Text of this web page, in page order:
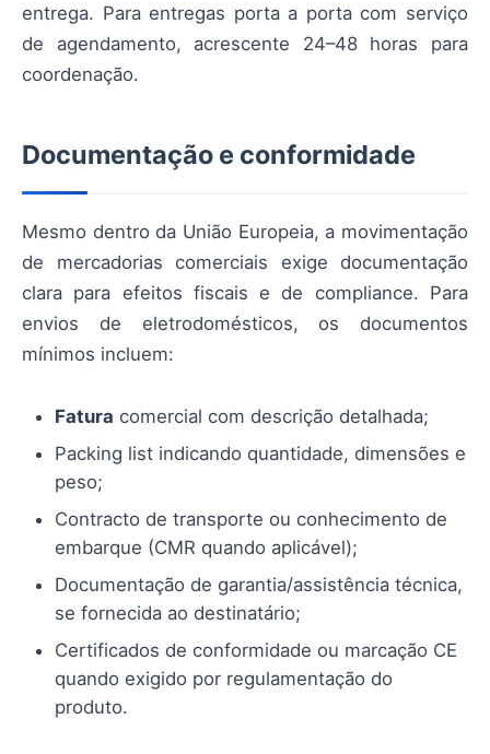
entrega. Para entregas porta a porta com serviço
de agendamento, acrescente 24–48 horas para
coordenação.
Documentação e conformidade
Mesmo dentro da União Europeia, a movimentação
de mercadorias comerciais exige documentação
clara para efeitos fiscais e de compliance. Para
envios de eletrodomésticos, os documentos
mínimos incluem:
Fatura comercial com descrição detalhada;
Packing list indicando quantidade, dimensões e
peso;
Contracto de transporte ou conhecimento de
embarque (CMR quando aplicável);
Documentação de garantia/assistência técnica,
se fornecida ao destinatário;
Certificados de conformidade ou marcação CE
quando exigido por regulamentação do
produto.